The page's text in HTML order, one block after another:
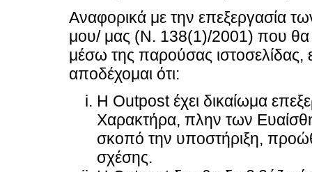
Αναφορικά με την επεξεργασία
μου/ μας (Ν. 138(1)/2001) που θα
μέσω της παρούσας
αποδέχομαι ότι:
Η Outpost έχει δικαίωμα
Χαρακτήρα, πλην των
σκοπό την υποστήριξη,
σχέσης.